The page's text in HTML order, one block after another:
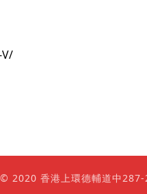
香港上環德輔道中287-